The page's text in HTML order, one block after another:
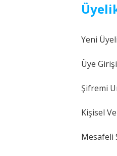
Yeni
Üye Girişi
Şifremi
Kişisel
Mesafeli